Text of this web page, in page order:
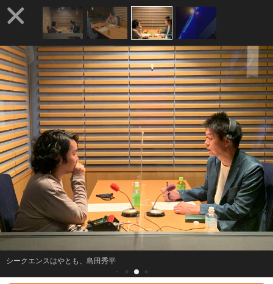
シークエンスはやとも、島田秀平